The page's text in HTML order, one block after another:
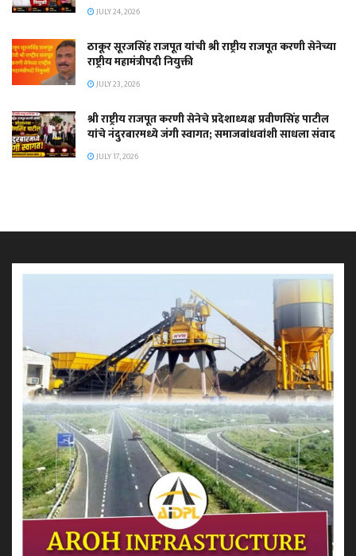
JULY 24, 2026
ठाकूर सूरजसिंह राजपूत यांची श्री राष्ट्रीय राजपूत करणी सेनेच्या
राष्ट्रीय महामंत्रीपदी नियुक्ती
JULY 23, 2026
श्री राष्ट्रीय राजपूत करणी सेनेचे प्रदेशाध्यक्ष प्रवीणसिंह पाटील
यांचे नंदुरबारमध्ये जंगी स्वागत; समाजबांधवांशी साधला संवाद
JULY 17, 2026